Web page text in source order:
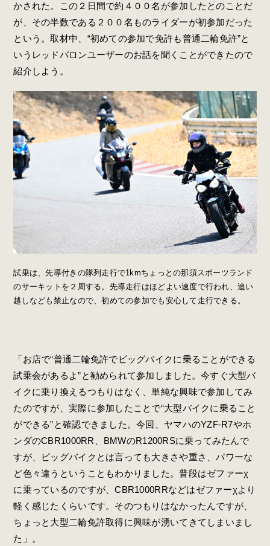
かされた。この２日間で約４００名が参加したとのことだ
が、その半数である２００名ものライダーが初参加だった
という。取材中、“初めての参加で免許も普通二輪免許”と
いうレッドバロンユーザーのお話を聞くことができたので
紹介しよう。
試乗は、先導付きの隊列走行で1kmちょっとの那須スポーツランド
のサーキットを２周する。先導走行はほどよい速度で行われ、追い
越しなども禁止なので、初めての参加でも安心して走行できる。
「お店で“普通二輪免許でビッグバイクに乗ることができる
試乗会があるよ”と勧められて参加しました。今すぐ大型バ
イクに乗り換えるつもりはなく、単純な興味で参加してみ
たのですが、実際に参加したことで“大型バイクに乗ること
ができる”と確認できました。今回、ヤマハのYZF-R7やホ
ンダのCBR1000RR、BMWのR1200RSに乗ってみたんで
すが、ビッグバイクとは言っても大きさや重さ、パワーな
ど色々違うということもわかりました。普段はゼファーχ
に乗っているのですが、CBR1000RRなどはゼファーχより
軽く感じたくらいです。そのつもりはなかったんですが、
ちょっと大型二輪免許取得に興味が湧いてきてしまいまし
た」。